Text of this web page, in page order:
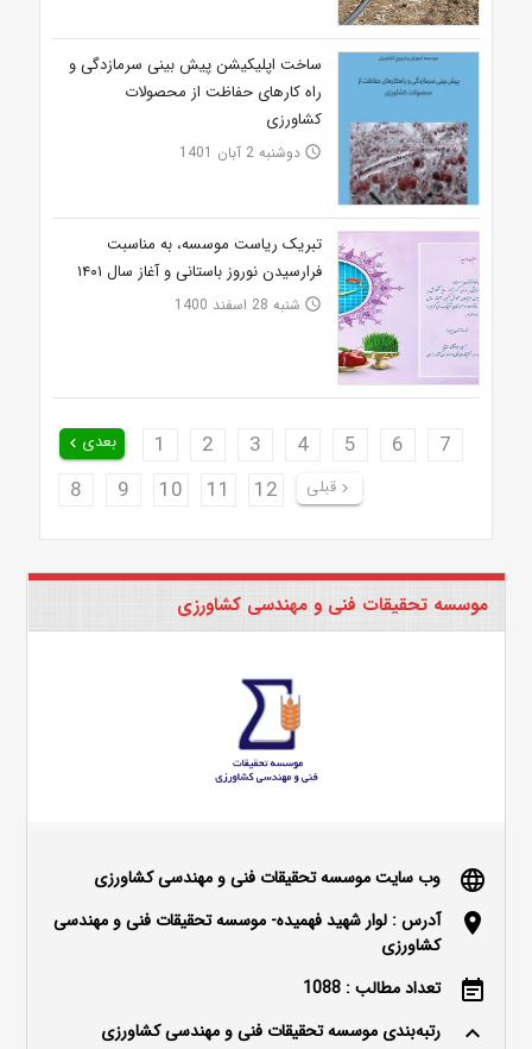
ساخت اپلیکیشن پیش بینی سرمازدگی و
راه کارهای حفاظت از محصولات
کشاورزی
access_time دوشنبه 2 آبان 1401
تبریک ریاست موسسه، به مناسبت
فرارسیدن نوروز باستانی و آغاز سال ۱۴۰۱
access_time شنبه 28 اسفند 1400
بعدی keyboard_arrow_left 1 2 3 4 5 6
7
8
9 10 11 12 keyboard_arrow_right قبلی
موسسه تحقیقات فنی و مهندسی کشاورزی
language وب سایت موسسه تحقیقات فنی و مهندسی کشاورزی
location_on
آدرس : لوار شهید فهمیده- موسسه تحقیقات فنی و مهندسی
کشاورزی
event_note تعداد مطالب : 1088
keyboard_arrow_up رتبه‌بندی موسسه تحقیقات فنی و مهندسی کشاورزی